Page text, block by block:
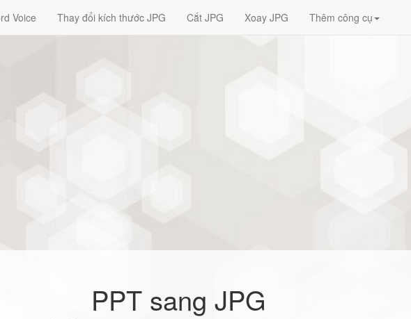
Voice Thay đổi kích thước JPG Cắt JPG Xoay JPG Thêm công cụ
PPT sang JPG